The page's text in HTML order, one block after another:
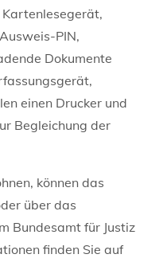
Ausweis-PIN,
Dokumente
einen Drucker und
Begleichung der
können das
über das
Bundesamt für Justiz
finden Sie auf